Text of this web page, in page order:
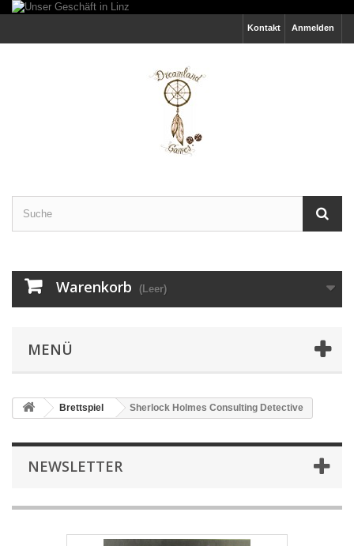
Anmelden
Kontakt
Warenkorb (Leer)
MENÜ
Brettspiel Sherlock Holmes Consulting Detective
NEWSLETTER